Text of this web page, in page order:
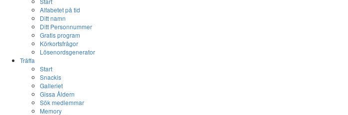
Alfabetet på tid
Ditt namn
Ditt Personnummer
Gratis program
Körkortsfrågor
Lösenordsgenerator
Träffa
Start
Snackis
Galleriet
Gissa Åldern
Sök medlemmar
Memory